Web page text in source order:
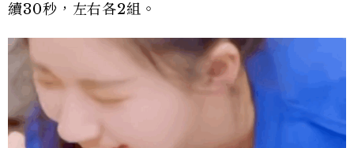
續30秒，左右各2組。